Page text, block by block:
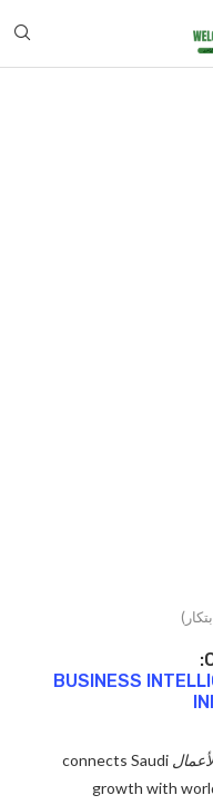
BUSINESS
connects Saudi
growth with